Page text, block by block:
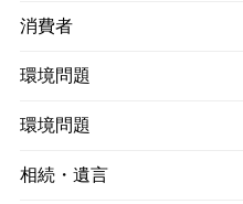
消費者
環境問題
環境問題
相続・遺言